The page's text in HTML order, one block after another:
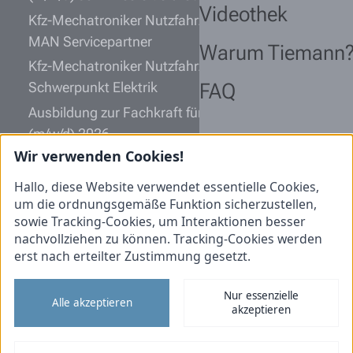
Videothek
Warum
FAQ
Kfz-Mechatroniker Nutzfahrzeugtechnik (m/w/d)
MAN Servicepartner
Kfz-Mechatroniker Nutzfahrzeugtechnik (m/w/d)
Schwerpunkt Elektrik
Ausbildung zur Fachkraft für Lagerlogistik
(m/w/d) 2026
Ausbildung zum Kfz-Mechatroniker
Nutzfahrzeugtechnik (m/w/d) 2027
Informationen
Initiativbewerbung
Datenschutz
Wir verwenden Cookies!
Hallo, diese Website verwendet essentielle Cookies,
um die ordnungsgemäße Funktion sicherzustellen,
sowie Tracking-Cookies, um Interaktionen besser
nachvollziehen zu können. Tracking-Cookies werden
erst nach erteilter Zustimmung gesetzt.
Alle akzeptieren
Nur essenzielle
akzeptieren